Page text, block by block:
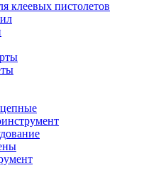
клеевых пистолетов